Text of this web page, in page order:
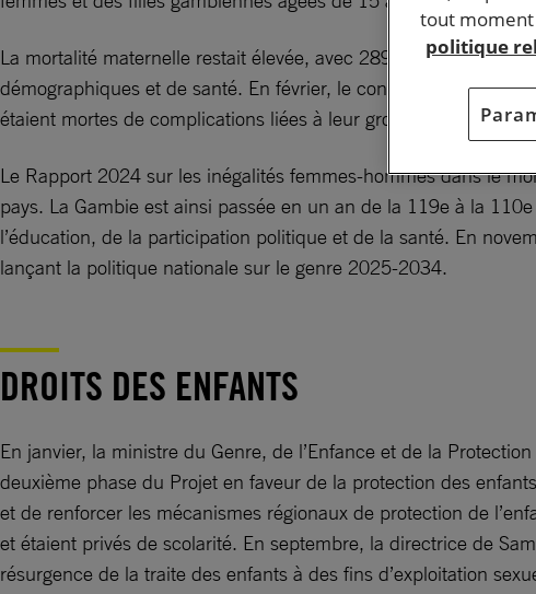
La mortalité maternelle restait élevée, avec 289 décès pour
démographiques et de santé. En février, le conseil
étaient mortes de complications liées à leur grossesse entre
Le Rapport 2024 sur les inégalités femmes-hommes dans le
pays. La Gambie est ainsi passée en un an de la 119e à la
l’éducation, de la participation politique et de la santé. En
lançant la politique nationale sur le genre 2025-2034.
DROITS DES ENFANTS
En janvier, la ministre du Genre, de l’Enfance et de la
deuxième phase du Projet en faveur de la protection des
et de renforcer les mécanismes régionaux de protection de
et étaient privés de scolarité. En septembre, la directrice de
résurgence de la traite des enfants à des fins d’exploitation
tout moment
politique